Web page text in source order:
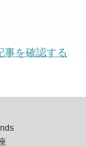
事を確認する